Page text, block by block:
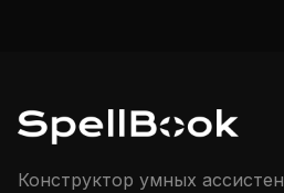
Конструктор умных